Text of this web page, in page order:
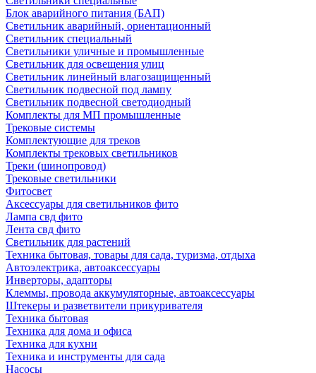
Блок аварийного питания (БАП)
Светильник аварийный, ориентационный
Светильник специальный
Светильники уличные и промышленные
Светильник для освещения улиц
Светильник линейный влагозащищенный
Светильник подвесной под лампу
Светильник подвесной светодиодный
Комплекты для МП промышленные
Трековые системы
Комплектующие для треков
Комплекты трековых светильников
Треки (шинопровод)
Трековые светильники
Фитосвет
Аксессуары для светильников фито
Лампа свд фито
Лента свд фито
Светильник для растений
Техника бытовая, товары для сада, туризма, отдыха
Автоэлектрика, автоаксессуары
Инверторы, адапторы
Клеммы, провода аккумуляторные, автоаксессуары
Штекеры и разветвители прикуривателя
Техника бытовая
Техника для дома и офиса
Техника для кухни
Техника и инструменты для сада
Насосы